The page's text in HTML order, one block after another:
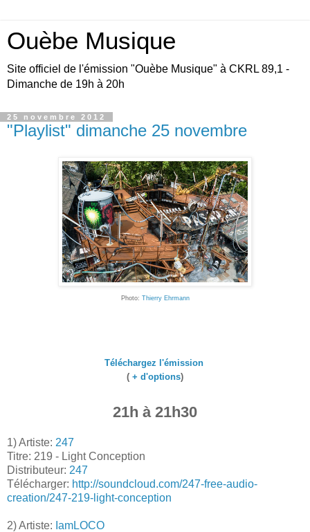
Ouèbe Musique
Site officiel de l'émission "Ouèbe Musique" à CKRL 89,1 -
Dimanche de 19h à 20h
25 novembre 2012
"Playlist" dimanche 25 novembre
Photo: Thierry Ehrmann
Téléchargez l'émission
( + d'options)
21h à 21h30
1) Artiste: 247
Titre: 219 - Light Conception
Distributeur: 247
Télécharger: http://soundcloud.com/247-free-audio-
creation/247-219-light-conception
2) Artiste: IamLOCO